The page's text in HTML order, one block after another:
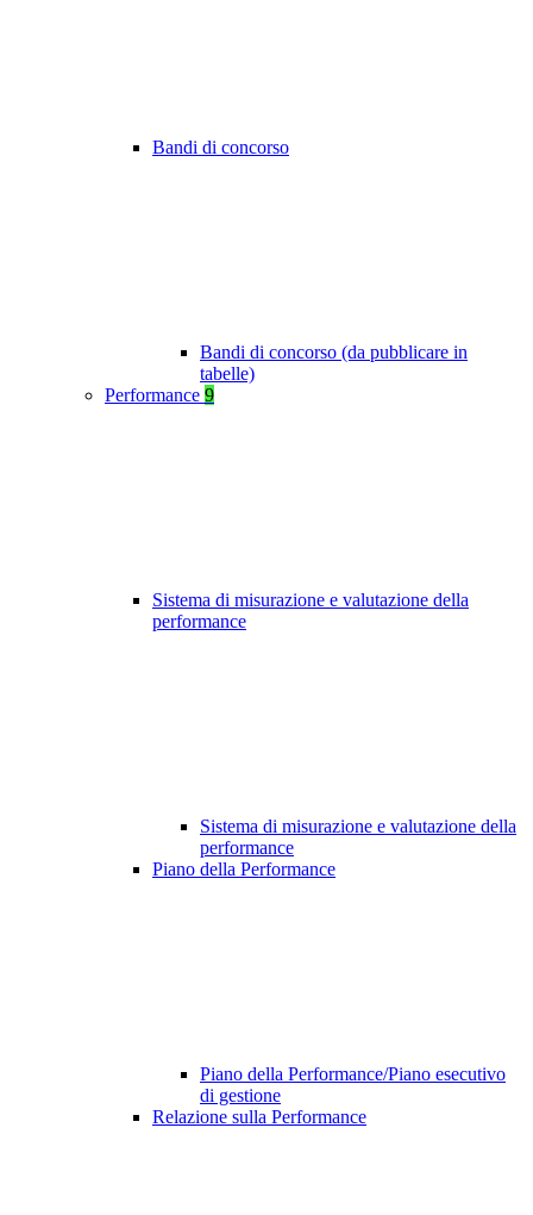
Bandi di concorso
Bandi di concorso (da pubblicare in
tabelle)
Performance 9
Sistema di misurazione e valutazione della
performance
Sistema di misurazione e valutazione della
performance
Piano della Performance
Piano della Performance/Piano esecutivo
di gestione
Relazione sulla Performance